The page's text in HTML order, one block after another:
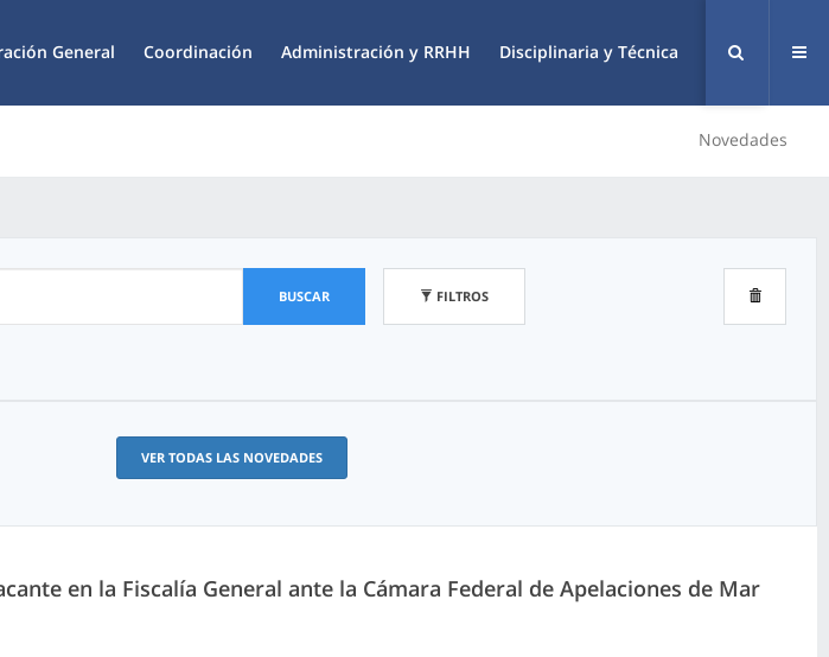
General Coordinación Administración y RRHH Disciplinaria y Técnica
Novedades
BUSCAR FILTROS
VER TODAS LAS NOVEDADES
en la Fiscalía General ante la Cámara Federal de Apelaciones de Mar